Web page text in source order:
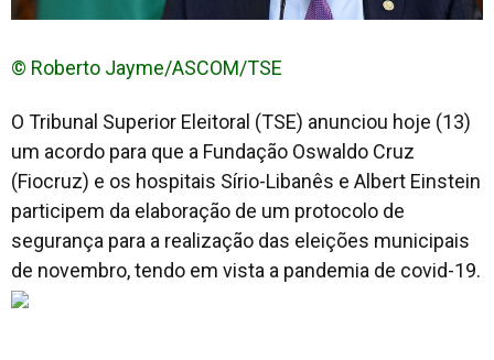
© Roberto Jayme/ASCOM/TSE
O Tribunal Superior Eleitoral (TSE) anunciou hoje (13)
um acordo para que a Fundação Oswaldo Cruz
(Fiocruz) e os hospitais Sírio-Libanês e Albert Einstein
participem da elaboração de um protocolo de
segurança para a realização das eleições municipais
de novembro, tendo em vista a pandemia de covid-19.